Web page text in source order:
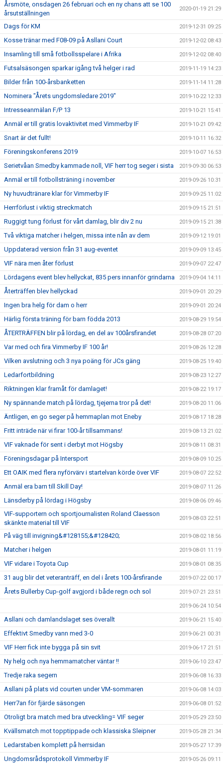
Årsmöte, onsdagen 26 februari och en ny chans att se 100
årsutställningen
2020-01-19 21:29
Dags för KM 2019-12-31 09:25
Kosse tränar med F08-09 på Asllani Court 2019-12-02 08:43
Insamling till små fotbollsspelare i Afrika 2019-12-02 08:40
Futsalsäsongen sparkar igång två helger i rad 2019-11-19 14:23
Bilder från 100-årsbanketten 2019-11-14 11:28
Nominera "Årets ungdomsledare 2019" 2019-10-22 12:33
Intresseanmälan F/P 13 2019-10-21 15:41
Anmäl er till gratis lovaktivitet med Vimmerby IF 2019-10-21 09:42
Snart är det fullt! 2019-10-11 16:32
Föreningskonferens 2019 2019-10-07 16:53
Serietvåan Smedby kammade noll, VIF herr tog seger i sista 2019-09-30 06:53
Anmäl er till fotbollsträning i november 2019-09-26 10:31
Ny huvudtränare klar för Vimmerby IF 2019-09-25 11:02
Herrförlust i viktig streckmatch 2019-09-15 21:51
Ruggigt tung förlust för vårt damlag, blir div 2 nu 2019-09-15 21:38
Två viktiga matcher i helgen, missa inte nån av dem 2019-09-12 19:01
Uppdaterad version från 31 aug-eventet 2019-09-09 13:45
VIF nära men åter förlust 2019-09-07 22:47
Lördagens event blev hellyckat, 835 pers innanför grindarna 2019-09-04 14:11
Återträffen blev hellyckad 2019-09-01 20:29
Ingen bra helg för dam o herr 2019-09-01 20:24
Härlig första träning för barn födda 2013 2019-08-29 19:54
ÅTERTRÄFFEN blir på lördag, en del av 100årsfirandet 2019-08-28 07:20
Var med och fira Vimmerby IF 100 år! 2019-08-26 12:28
Vilken avslutning och 3 nya poäng för JCs gäng 2019-08-25 19:40
Ledarfortbildning 2019-08-23 12:27
Riktningen klar framåt för damlaget! 2019-08-22 19:17
Ny spännande match på lördag, tjejerna tror på det! 2019-08-20 11:06
Äntligen, en go seger på hemmaplan mot Eneby 2019-08-17 18:28
Fritt inträde när vi firar 100-år tillsammans! 2019-08-13 21:02
VIF vaknade för sent i derbyt mot Högsby 2019-08-11 08:31
Föreningsdagar på Intersport 2019-08-09 10:25
Ett OAIK med flera nyförvärv i startelvan körde över VIF 2019-08-07 22:52
Anmäl era barn till Skill Day! 2019-08-07 11:26
Länsderby på lördag i Högsby 2019-08-06 09:46
VIF-supportern och sportjournalisten Roland Claesson
skänkte material till VIF
2019-08-03 22:51
På väg till invigning&#128155;&#128420; 2019-08-02 18:56
Matcher i helgen 2019-08-01 11:19
VIF vidare i Toyota Cup 2019-08-01 08:35
31 aug blir det veteranträff, en del i årets 100-årsfirande 2019-07-22 00:17
Årets Bullerby Cup-golf avgjord i både regn och sol 2019-07-21 23:51
2019-06-24 10:54
Asllani och damlandslaget ses överallt 2019-06-21 15:40
Effektivt Smedby vann med 3-0 2019-06-21 00:31
VIF Herr fick inte bygga på sin svit 2019-06-17 21:51
Ny helg och nya hemmamatcher väntar !! 2019-06-10 23:47
Tredje raka segern 2019-06-08 16:33
Asllani på plats vid courten under VM-sommaren 2019-06-08 14:03
Herr7an för fjärde säsongen 2019-06-08 01:52
Otroligt bra match med bra utveckling= VIF seger 2019-05-29 23:50
Kvällsmatch mot topptippade och klassiska Sleipner 2019-05-28 21:34
Ledarstaben komplett på herrsidan 2019-05-27 17:39
Ungdomsrådsprotokoll Vimmerby IF 2019-05-26 09:11